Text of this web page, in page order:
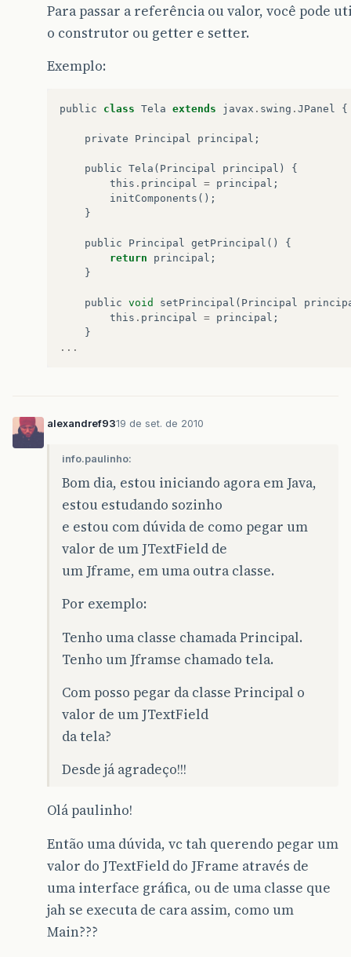
Para passar a referência ou valor, você pode
o construtor ou getter e setter.
Exemplo:
public class Tela extends javax . swing . JPanel {
private Principal principal ;
public Tela ( Principal principal )
{
this . principal = principal ;
initComponents ();
}
public Principal getPrincipal ()
{
return
principal ;
}
public void setPrincipal ( Principal
this . principal = principal ;
}
...
alexandref9319 de set. de 2010
info.paulinho:
Bom dia, estou iniciando agora em Java,
estou estudando sozinho
e estou com dúvida de como pegar um
valor de um JTextField de
um Jframe, em uma outra classe.
Por exemplo:
Tenho uma classe chamada Principal.
Tenho um Jframse chamado tela.
Com posso pegar da classe Principal o
valor de um JTextField
da tela?
Desde já agradeço!!!
Olá paulinho!
Então uma dúvida, vc tah querendo pegar um
valor do JTextField do JFrame através de
uma interface gráfica, ou de uma classe que
jah se executa de cara assim, como um
Main???